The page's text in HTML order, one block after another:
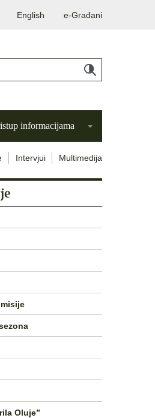
English e-Građani
informacijama
Intervjui Multimedija
Oluje”